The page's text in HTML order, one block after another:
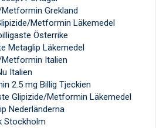
Grekland
Metformin Läkemedel
Österrike
Metaglip Läkemedel
Italien
Italien
2.5 mg Billig Tjeckien
Glipizide/Metformin Läkemedel
Nederländerna
Stockholm